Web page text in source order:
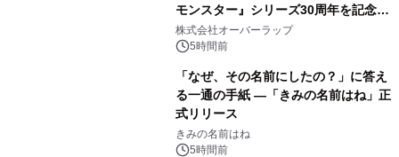
モンスター』シリーズ30周年を記念し
た画集『ポケットモンスター ビジュア
ルアートブック』の発売決定！ 2026
株式会社オーバーラップ
5時間前
「なぜ、その名前にしたの？」に答え
る一通の手紙 ―「きみの名前はね」正
式リリース
きみの名前はね
5時間前